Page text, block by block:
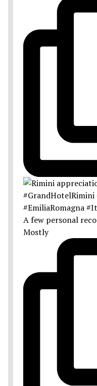
A few personal
Mostly